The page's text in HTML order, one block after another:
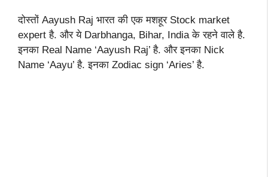
दोस्तों Aayush Raj भारत की एक मशहूर Stock market
expert है. और ये Darbhanga, Bihar, India के रहने वाले है.
इनका Real Name ‘Aayush Raj’ है. और इनका Nick
Name ‘Aayu’ है. इनका Zodiac sign ‘Aries’ है.